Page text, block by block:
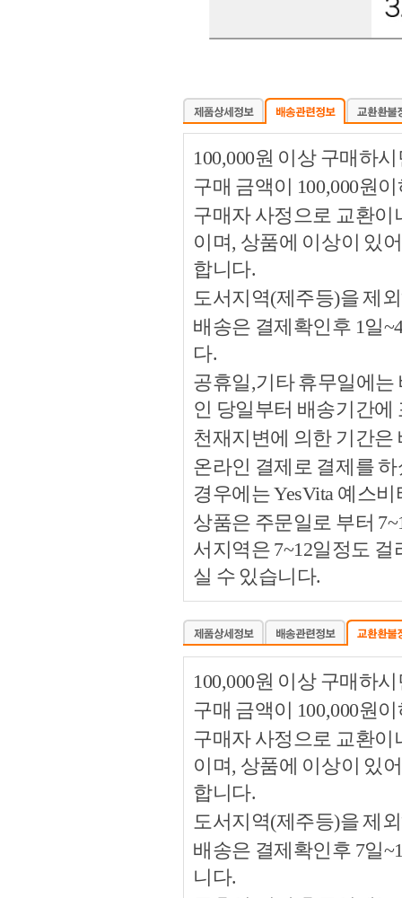
100,000원 이상 구매하
구매 금액이 100,000원
구매자 사정으로 교환이
이며, 상품에 이상이 있
합니다.
도서지역(제주등)을 제
배송은 결제확인후 1일
다.
공휴일,기타 휴무일에
인 당일부터 배송기간에
천재지변에 의한 기간
온라인 결제로 결제를
경우에는 YesVita 예스
상품은 주문일로 부터
서지역은 7~12일정도
실 수 있습니다.
100,000원 이상 구매하
구매 금액이 100,000원
구매자 사정으로 교환이
이며, 상품에 이상이 있
합니다.
도서지역(제주등)을 제
배송은 결제확인후 7일
니다.